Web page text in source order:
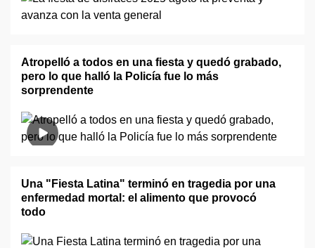
Atropelló a todos en una fiesta y quedó grabado,
pero lo que halló la Policía fue lo más
sorprendente
Una "Fiesta Latina" terminó en tragedia por una
enfermedad mortal: el alimento que provocó
todo